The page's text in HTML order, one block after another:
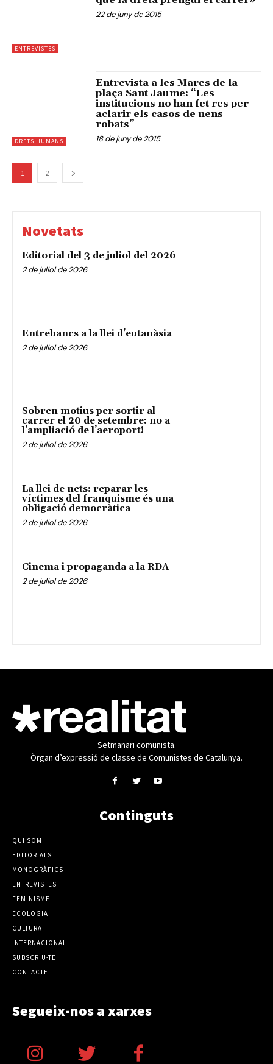
ENTREVISTES
22 de juny de 2015
DRETS HUMANS
Entrevista a les Mares de la
plaça Sant Jaume: “Les
institucions no han fet res per
aclarir els casos de nens
robats”
18 de juny de 2015
1 2
Novetats
Editorial del 3 de juliol del 2026
2 de juliol de 2026
Entrebancs a la llei d’eutanàsia
2 de juliol de 2026
Sobren motius per sortir al
carrer el 20 de setembre: no a
l’ampliació de l’aeroport!
2 de juliol de 2026
La llei de nets: reparar les
víctimes del franquisme és una
obligació democràtica
2 de juliol de 2026
Cinema i propaganda a la RDA
2 de juliol de 2026
Setmanari comunista.
Òrgan d’expressió de classe de Comunistes de Catalunya.
Continguts
QUI SOM
EDITORIALS
MONOGRÀFICS
ENTREVISTES
FEMINISME
ECOLOGIA
CULTURA
INTERNACIONAL
SUBSCRIU-TE
CONTACTE
Segueix-nos a xarxes